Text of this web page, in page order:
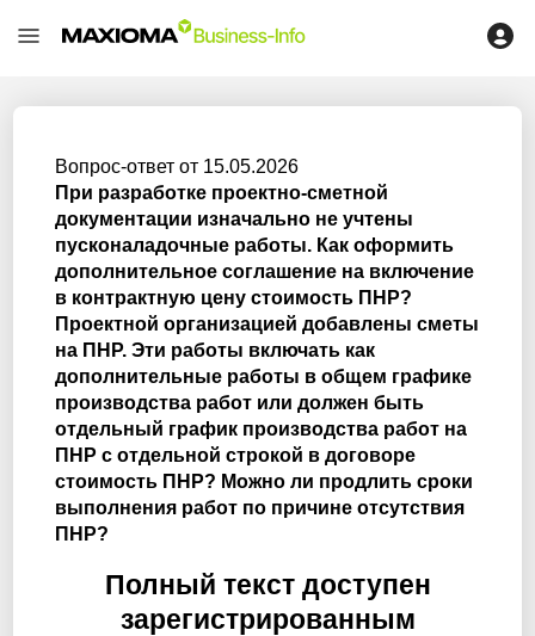
Вопрос-ответ от 15.05.2026
При разработке проектно-сметной
документации изначально не учтены
пусконаладочные работы. Как оформить
дополнительное соглашение на включение
в контрактную цену стоимость ПНР?
Проектной организацией добавлены сметы
на ПНР. Эти работы включать как
дополнительные работы в общем графике
производства работ или должен быть
отдельный график производства работ на
ПНР с отдельной строкой в договоре
стоимость ПНР? Можно ли продлить сроки
выполнения работ по причине отсутствия
ПНР?
Полный текст доступен
зарегистрированным